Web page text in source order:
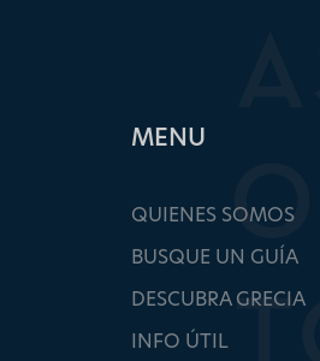
ΜΕΝU
QUIENES SOMOS
BUSQUE UN GUÍA
DESCUBRA GRECIA
INFO ÚTIL